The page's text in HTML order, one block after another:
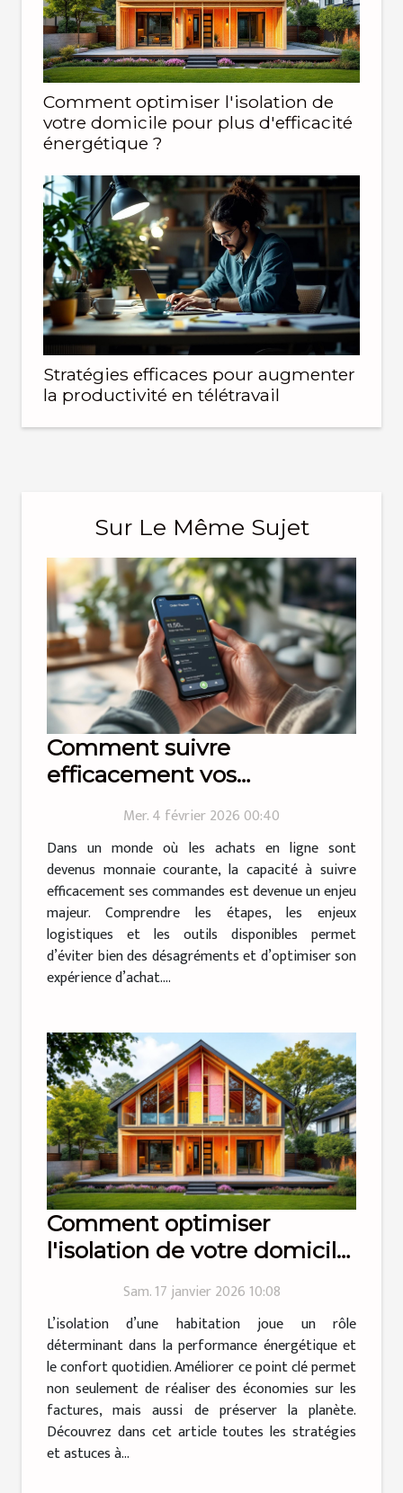
Comment optimiser l'isolation de
votre domicile pour plus d'efficacité
énergétique ?
Stratégies efficaces pour augmenter
la productivité en télétravail
Sur Le Même Sujet
Comment suivre
efficacement vos
Mer. 4 février 2026 00:40
Dans un monde où les achats en ligne sont
devenus monnaie courante, la capacité à suivre
efficacement ses commandes est devenue un enjeu
majeur. Comprendre les étapes, les enjeux
logistiques et les outils disponibles permet
d’éviter bien des désagréments et d’optimiser son
expérience d’achat....
Comment optimiser
l'isolation de votre domicile
énergétique ?
Sam. 17 janvier 2026 10:08
L’isolation d’une habitation joue un rôle
déterminant dans la performance énergétique et
le confort quotidien. Améliorer ce point clé permet
non seulement de réaliser des économies sur les
factures, mais aussi de préserver la planète.
Découvrez dans cet article toutes les stratégies
et astuces à...